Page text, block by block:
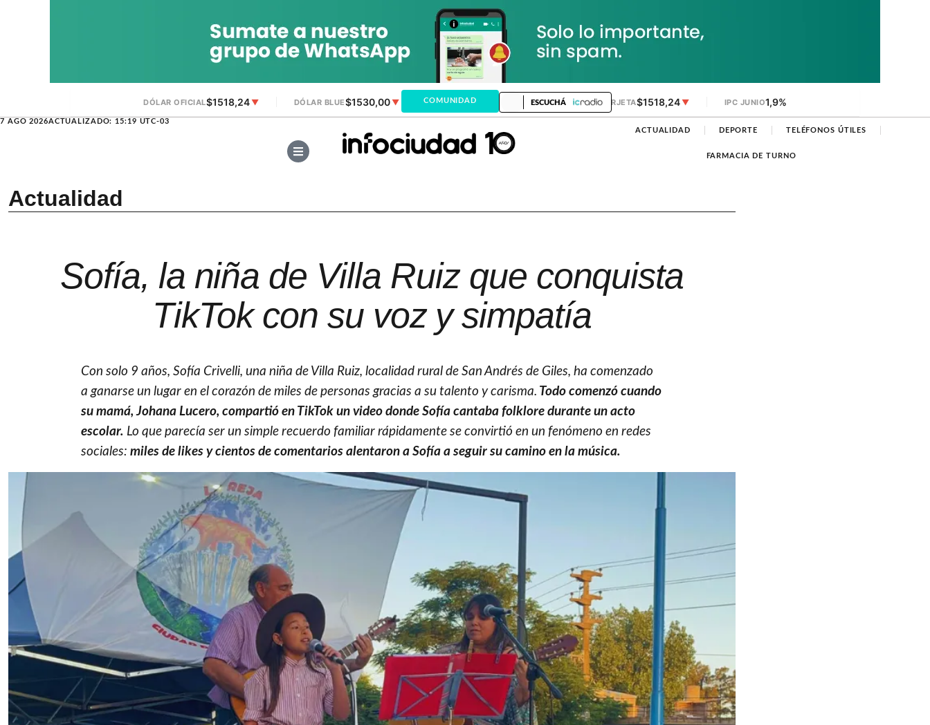
DÓLAR OFICIAL$1518,24▼ DÓLAR BLUE$1530,00▼ DÓLAR MEP ▼ DÓLAR TARJETA$1518,24▼ IPC JUNIO1,9%
7 AGO 2026ACTUALIZADO: 15:19 UTC-03
COMUNIDAD ESCUCHÁ
ACTUALIDAD DEPORTE TELÉFONOS ÚTILES
FARMACIA DE TURNO
Actualidad
Sofía, la niña de Villa Ruiz que conquista
TikTok con su voz y simpatía
Con solo 9 años, Sofía Crivelli, una niña de Villa Ruiz, localidad rural de San Andrés de Giles, ha comenzado
a ganarse un lugar en el corazón de miles de personas gracias a su talento y carisma. Todo comenzó cuando
su mamá, Johana Lucero, compartió en TikTok un video donde Sofía cantaba folklore durante un acto
escolar. Lo que parecía ser un simple recuerdo familiar rápidamente se convirtió en un fenómeno en redes
sociales: miles de likes y cientos de comentarios alentaron a Sofía a seguir su camino en la música.